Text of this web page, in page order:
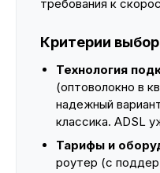
требования к
Критерии
Технология
(оптоволокно в
надежный
классика. ADSL
Тарифы и
роутер (с